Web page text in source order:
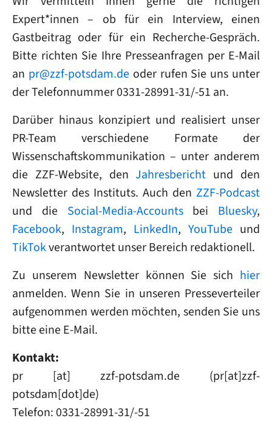
Expert*innen – ob für ein Interview, einen
Gastbeitrag oder für ein Recherche-Gespräch.
Bitte richten Sie Ihre Presseanfragen per E-Mail
an pr@zzf-potsdam.deoder rufen Sie uns unter
der Telefonnummer 0331-28991-31/-51 an.
Darüber hinaus konzipiert und realisiert unser
PR-Team verschiedene Formate der
Wissenschaftskommunikation – unter anderem
die ZZF-Website, denJahresbericht und den
Newsletter des Instituts. Auch den ZZF-Podcast
und die Social-Media-Accountsbei Bluesky,
Facebook, Instagram, LinkedIn, YouTube und
TikTokverantwortet unser Bereich redaktionell.
Zu unserem Newsletter können Sie sich hier
anmelden. Wenn Sie in unseren Presseverteiler
aufgenommen werden möchten, senden Sie uns
bitte eine E-Mail.
Kontakt:
pr [at] zzf-potsdam.de (pr[at]zzf-
potsdam[dot]de)
Telefon: 0331-28991-31/-51